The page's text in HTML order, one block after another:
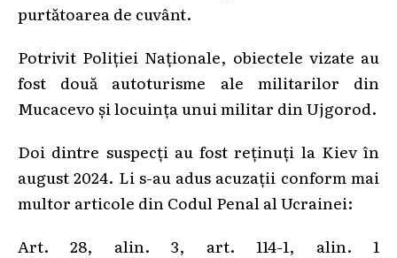
purtătoarea de cuvânt.
Potrivit Poliției Naționale, obiectele vizate au
fost două autoturisme ale militarilor din
Mucacevo și locuința unui militar din Ujgorod.
Doi dintre suspecți au fost reținuți la Kiev în
august 2024. Li s-au adus acuzații conform mai
multor articole din Codul Penal al Ucrainei:
Art. 28, alin. 3, art. 114-1, alin. 1